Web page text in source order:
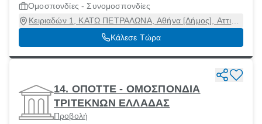
Ομοσπονδίες - Συνομοσπονδίες
Κειριαδών 1, ΚΑΤΩ ΠΕΤΡΑΛΩΝΑ, Αθήνα [Δήμος], Αττική,
11854
Κάλεσε Τώρα
14. ΟΠΟΤΤΕ - ΟΜΟΣΠΟΝΔΙΑ
ΤΡΙΤΕΚΝΩΝ ΕΛΛΑΔΑΣ
Προβολή